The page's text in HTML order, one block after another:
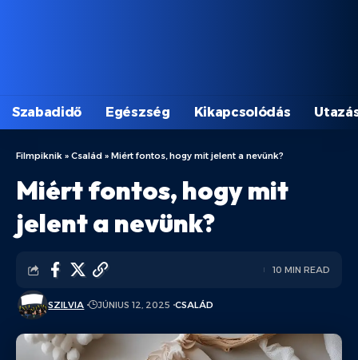
Szabadidő Egészség Kikapcsolódás
Filmpiknik » Család » Miért fontos, hogy mit jelent a nevünk?
Miért fontos, hogy mit
jelent a nevünk?
SZILVIA JÚNIUS 12, 2025 CSALÁD
10 MIN READ